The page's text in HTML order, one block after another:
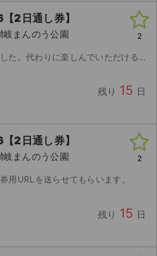
2日通し券】
まんのう公園
りに楽しんでいただけると嬉しいです！
残り 15 日
2
2日通し券】
まんのう公園
用URLを送らせてもらいます。
残り 15 日
2